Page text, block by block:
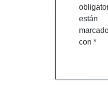
están
con *